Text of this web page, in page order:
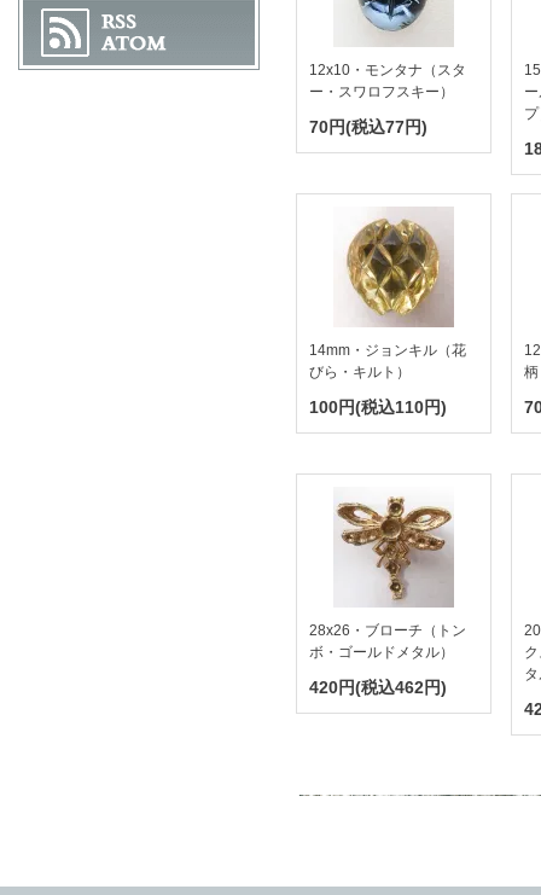
12x10・モンタナ（スタ
ー・スワロフスキー）
70円(税込77円)
14mm・ジョンキル（花
びら・キルト）
100円(税込110円)
28x26・ブローチ（トン
ボ・ゴールドメタル）
420円(税込462円)